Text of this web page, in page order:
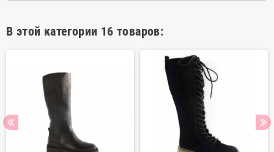
В этой категории 16 товаров: